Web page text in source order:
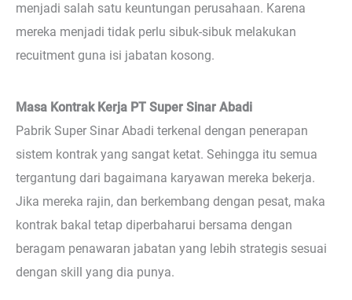
menjadi salah satu keuntungan perusahaan. Karena
mereka menjadi tidak perlu sibuk-sibuk melakukan
recuitment guna isi jabatan kosong.
Masa Kontrak Kerja PT Super Sinar Abadi
Pabrik Super Sinar Abadi terkenal dengan penerapan
sistem kontrak yang sangat ketat. Sehingga itu semua
tergantung dari bagaimana karyawan mereka bekerja.
Jika mereka rajin, dan berkembang dengan pesat, maka
kontrak bakal tetap diperbaharui bersama dengan
beragam penawaran jabatan yang lebih strategis sesuai
dengan skill yang dia punya.